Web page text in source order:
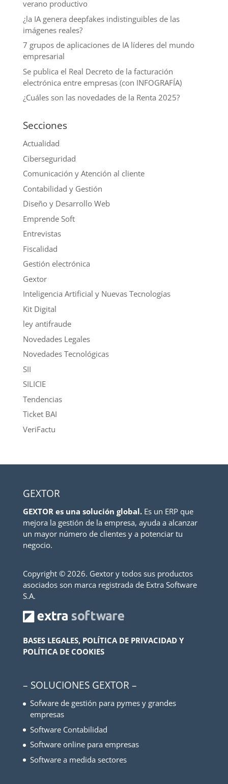
verano productivo
¿la IA genera deepfakes indistinguibles de las
imágenes reales?
7 grupos de aplicaciones de IA líderes del mundo
empresarial
Se publica el Real Decreto de la facturación
electrónica entre empresas (con INFOGRAFÍA)
¿Cuáles son las novedades de la Renta 2025?
Secciones
Actualidad
Ciberseguridad
Comunicación y Atención al cliente
Contabilidad y Gestión
Diseño y Desarrollo Web
Emprende Soft
Entrevistas
Fiscalidad
Gestión electrónica
Gextor
Inteligencia Artificial y Nuevas Tecnologías
Kit Digital
ley antifraude
Novedades Legales
Novedades Tecnológicas
SII
SILICIE
Tendencias
Ticket BAI
VeriFactu
GEXTOR
GEXTOR es una solución global.Es un ERP que
mejora la gestión de la empresa, ayuda a alcanzar
un mayor número de clientes y a potenciar tu
negocio.
Copyright © 2026. Gextor y todos sus productos
asociados son marca registrada de Extra Software
S.A.
BASES LEGALES, POLÍTICA DE PRIVACIDAD Y
POLÍTICA DE COOKIES
– SOLUCIONES GEXTOR –
Sofware de gestión para pymes y grandes
empresas
Software Contabilidad
Software online para empresas
Software a medida sectores